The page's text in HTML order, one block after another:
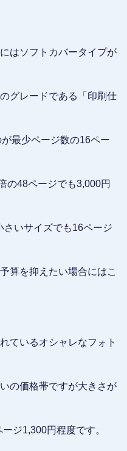
はソフトカバータイプが
グレードである「印刷仕
最少ページ数の16ペー
の48ページでも3,000円
さいサイズでも16ページ
算を抑えたい場合にはこ
ているオシャレなフォト
の価格帯ですが大きさが
ジ1,300円程度です。